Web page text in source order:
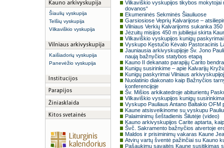
Šiaulių vyskupija
Telšių vyskupija
Vilkaviškio vyskupija
Kaišiadorių vyskupija
Panevėžio vyskupija
Vilkaviškio vyskupijos tikybos mokytojai
dovanos“
Ekumeninės Sekminės Šiauliuose
Garsiosiose Veprių Kalvarijose –
Vilniaus Verkių Kalvarijoms sukanka 350
Jėzuitų misijos 450 m jubiliejui skirta
Vilkaviškio vyskupijos kunigų paskyrimai
Vyskupo Kęstučio Kėvalo Pastoracinis
Jauniausia arkivyskupijoje Šv. Jono
naują bažnyčios statybos etapą
Kauno II dekanato parapijų Carito
Kunigų susirinkime – apie Kalvarijų
Kunigų paskyrimai Vilniaus
Nuolatinio diakonato kaip Bažnyčios
konferencijoje
Šv. Mišios arkikatedroje abiturientų
Vilkaviškio vyskupijos kunigų
Vyskupo Pauliaus Antano Baltakio
Kaune atsisveikinome su vyskupu
Palaiminimų šeštadienis Šilutėje (video)
Kauno arkivyskupijos Carite aptarta,
Švč. Sakramento bažnyčios atvertoje
Maldos ir prisiminimų vakaras Kaune
Atvirų vartų šventė pažinčiai su Kauno
Pašaukimų savaitės Kaune susitikimas